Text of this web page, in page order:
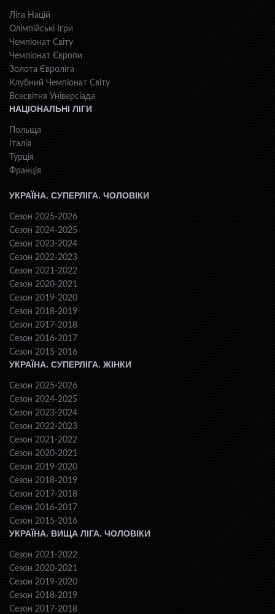
Ліга Націй
Олімпійські Ігри
Чемпіонат Світу
Чемпіонат Європи
Золота Євроліга
Клубний Чемпіонат Світу
Всесвiтня Унiверсiaда
НАЦІОНАЛЬНІ ЛІГИ
Польща
Італія
Турція
Франція
УКРАЇНА. СУПЕРЛІГА. ЧОЛОВІКИ
Сезон 2025-2026
Сезон 2024-2025
Сезон 2023-2024
Сезон 2022-2023
Сезон 2021-2022
Сезон 2020-2021
Сезон 2019-2020
Сезон 2018-2019
Сезон 2017-2018
Сезон 2016-2017
Сезон 2015-2016
УКРАЇНА. СУПЕРЛІГА. ЖІНКИ
Сезон 2025-2026
Сезон 2024-2025
Сезон 2023-2024
Сезон 2022-2023
Сезон 2021-2022
Сезон 2020-2021
Сезон 2019-2020
Сезон 2018-2019
Сезон 2017-2018
Сезон 2016-2017
Сезон 2015-2016
УКРАЇНА. ВИЩА ЛІГА. ЧОЛОВІКИ
Сезон 2021-2022
Сезон 2020-2021
Сезон 2019-2020
Сезон 2018-2019
Сезон 2017-2018